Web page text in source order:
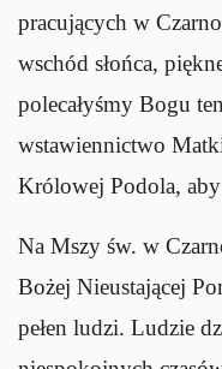
pracujących w
wschód słońca,
polecałyśmy Bogu
wstawiennictwo
Królowej Podola, aby
Na Mszy św. w
Bożej Nieustającej
pełen ludzi. Ludzie